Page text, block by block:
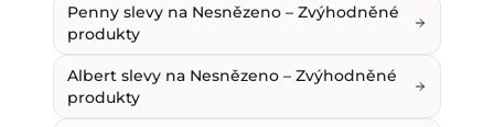
Penny slevy na Nesnězeno – Zvýhodněné
produkty
Albert slevy na Nesnězeno – Zvýhodněné
produkty